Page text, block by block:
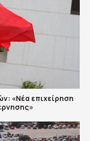
«Νέα επιχείρηση